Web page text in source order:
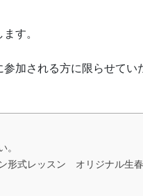
す。
加される方に限らせてい
。
形式レッスン オリジナル生